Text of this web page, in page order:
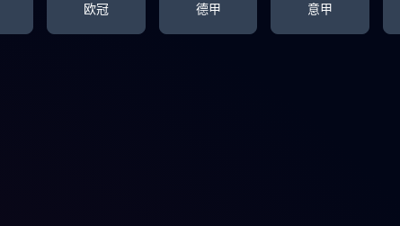
欧冠 德甲 意甲